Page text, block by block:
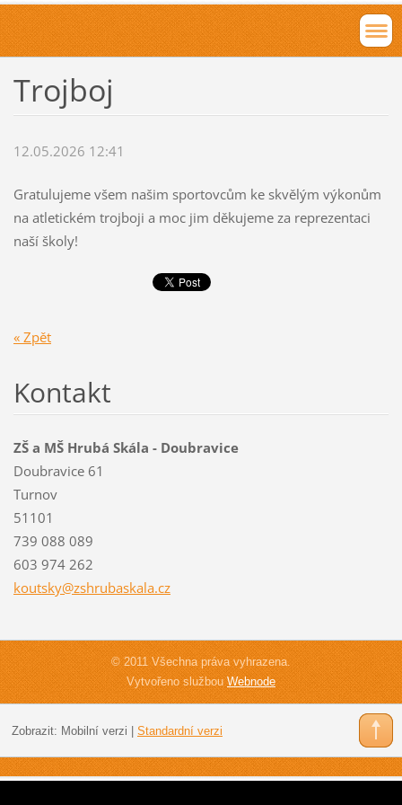
Trojboj
12.05.2026 12:41
Gratulujeme všem našim sportovcům ke skvělým výkonům
na atletickém trojboji a moc jim děkujeme za reprezentaci
naší školy!
« Zpět
Kontakt
ZŠ a MŠ Hrubá Skála - Doubravice
Doubravice 61
Turnov
51101
739 088 089
603 974 262
koutsky@zshrubaskala.cz
© 2011 Všechna práva vyhrazena.
Vytvořeno službouWebnode
Zobrazit: Mobilní verzi Standardní verzi